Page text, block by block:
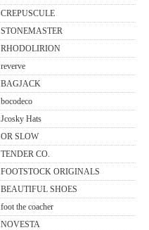
CREPUSCULE
STONEMASTER
RHODOLIRION
reverve
BAGJACK
bocodeco
Jcosky Hats
OR SLOW
TENDER CO.
FOOTSTOCK ORIGINALS
BEAUTIFUL SHOES
foot the coacher
NOVESTA